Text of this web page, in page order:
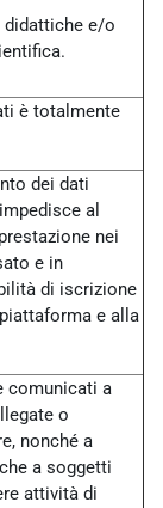
didattiche e/o
è totalmente
dei dati
al
nei
e in
di iscrizione
e alla
comunicati a
o
nonché a
a soggetti
attività di